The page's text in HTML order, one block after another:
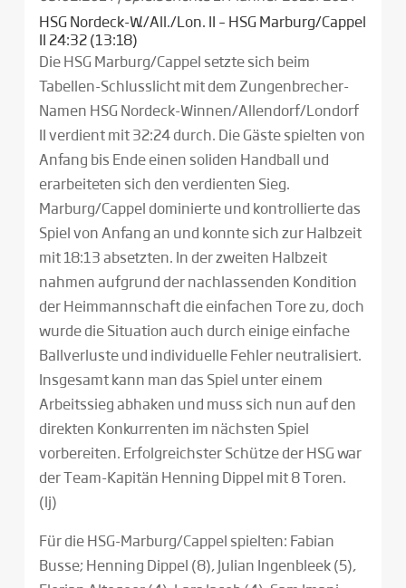
HSG Nordeck-W./All./Lon. II – HSG Marburg/Cappel
II 24:32 (13:18)
Die HSG Marburg/Cappel setzte sich beim
Tabellen-Schlusslicht mit dem Zungenbrecher-
Namen HSG Nordeck-Winnen/Allendorf/Londorf
II verdient mit 32:24 durch. Die Gäste spielten von
Anfang bis Ende einen soliden Handball und
erarbeiteten sich den verdienten Sieg.
Marburg/Cappel dominierte und kontrollierte das
Spiel von Anfang an und konnte sich zur Halbzeit
mit 18:13 absetzten. In der zweiten Halbzeit
nahmen aufgrund der nachlassenden Kondition
der Heimmannschaft die einfachen Tore zu, doch
wurde die Situation auch durch einige einfache
Ballverluste und individuelle Fehler neutralisiert.
Insgesamt kann man das Spiel unter einem
Arbeitssieg abhaken und muss sich nun auf den
direkten Konkurrenten im nächsten Spiel
vorbereiten. Erfolgreichster Schütze der HSG war
der Team-Kapitän Henning Dippel mit 8 Toren.
(lj)
Für die HSG-Marburg/Cappel spielten: Fabian
Busse; Henning Dippel (8), Julian Ingenbleek (5),